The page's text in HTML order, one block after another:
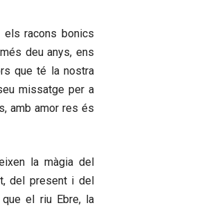
racons bonics
deu anys, ens
que té la nostra
missatge per a
amb amor res és
la màgia del
del present i del
que el riu Ebre, la